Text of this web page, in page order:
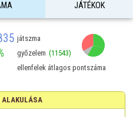
JÁTÉKOK
játszma
győzelem (11543)
ellenfelek átlagos pontszáma